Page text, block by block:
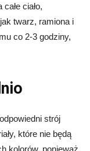
ciało,
twarz, ramiona i
co 2-3 godziny,
strój
które nie będą
kolorów, ponieważ